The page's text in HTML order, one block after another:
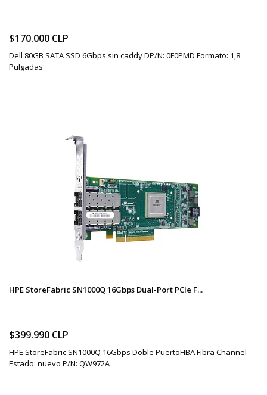
$170.000 CLP
Dell 80GB SATA SSD 6Gbps sin caddy DP/N: 0F0PMD Formato: 1,8
Pulgadas
HPE StoreFabric SN1000Q 16Gbps Dual-Port PCIe F...
$399.990 CLP
HPE StoreFabric SN1000Q 16Gbps Doble PuertoHBA Fibra Channel
Estado: nuevo P/N: QW972A